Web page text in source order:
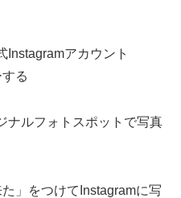
Instagramアカウント
る
ナルフォトスポットで写真
」をつけてInstagramに写